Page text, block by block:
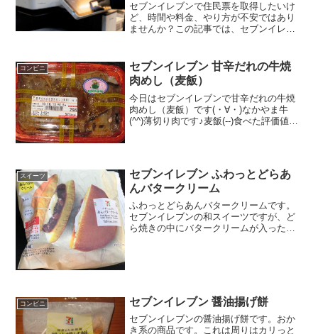
セブンイレブンで住民票を取得したいけ
ど、時間や料金、やり方が不安ではあり
ませんか？この記事では、セブンイレブ
物（マイナンバーカードやスマホ認
証）、そして失敗しない操作手順を徹底
解説。急な発行もこれで完璧！セブンイ
レブン 住民票をスムーズに手に入れるた
めの注意点と最新情報を網羅していま
す。
コンビニ
セブンイレブン 甘辛だれの牛焼
肉めし（麦飯）
今日はセブンイレブンで甘辛だれの牛焼
肉めし（麦飯）です(・∀・)なかやま牛
(^^)薄切り肉です♪麦飯(--)食べた評価値
価 ★★★...
スイーツ
セブンイレブン ふわっとどらあ
んバタークリーム
ふわっとどらあんバタークリームです。
セブンイレブンの和スイーツですが、ど
ら焼きの中にバタークリームが入った、
コンビニ セブンイレブン 醤油揚げ餅
セブンイレブンの醤油揚げ餅です。おか
き系の商品です。これは周りはカリっと